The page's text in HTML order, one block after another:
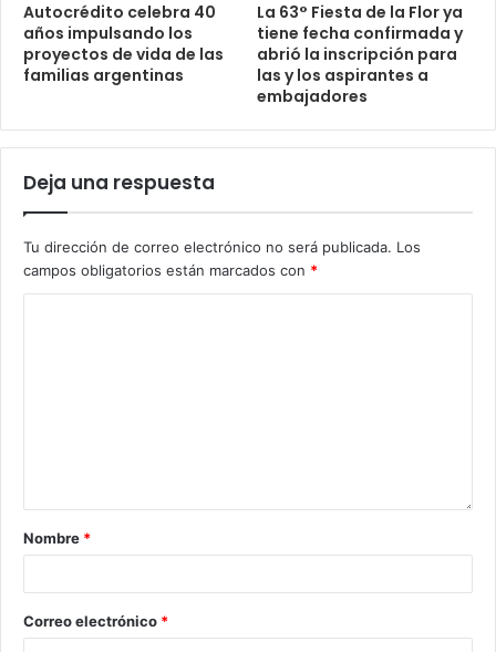
Autocrédito celebra 40
años impulsando los
proyectos de vida de las
familias argentinas
La 63° Fiesta de la Flor ya
tiene fecha confirmada y
abrió la inscripción para
las y los aspirantes a
embajadores
Deja una respuesta
Tu dirección de correo electrónico no será publicada. Los
campos obligatorios están marcados con *
Nombre *
Correo electrónico *